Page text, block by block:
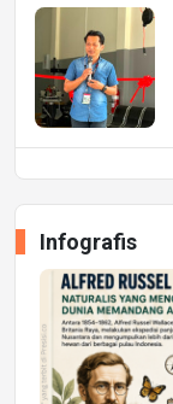
Infografis